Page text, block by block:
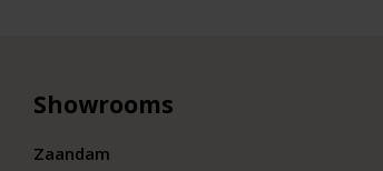
Showrooms
Zaandam